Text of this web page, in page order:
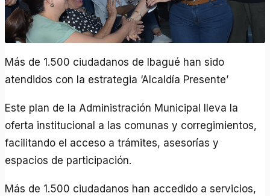
Más de 1.500 ciudadanos de Ibagué han sido
atendidos con la estrategia ‘Alcaldía Presente’
Este plan de la Administración Municipal lleva la
oferta institucional a las comunas y corregimientos,
facilitando el acceso a trámites, asesorías y
espacios de participación.
Más de 1.500 ciudadanos han accedido a servicios,